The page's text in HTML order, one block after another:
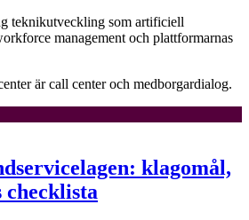
teknikutveckling som artificiell
management och plattformarnas
är call center och medborgardialog.
klagomål,
checklista